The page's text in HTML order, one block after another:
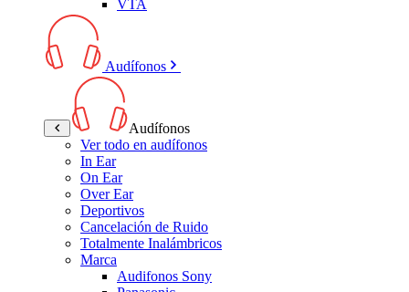
VTA
Audífonos
Audífonos
Ver todo en audífonos
In Ear
On Ear
Over Ear
Deportivos
Cancelación de Ruido
Totalmente Inalámbricos
Marca
Audifonos Sony